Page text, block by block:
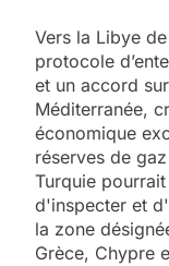
Vers la Libye
protocole
et un accord
Méditerranée,
économique
réserves de
Turquie
d'inspecter et
la zone
Grèce, Chypre